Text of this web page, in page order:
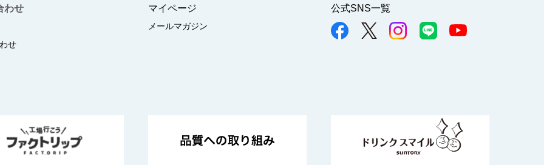
わせ
せ
マイページ
メールマガジン
公式SNS一覧